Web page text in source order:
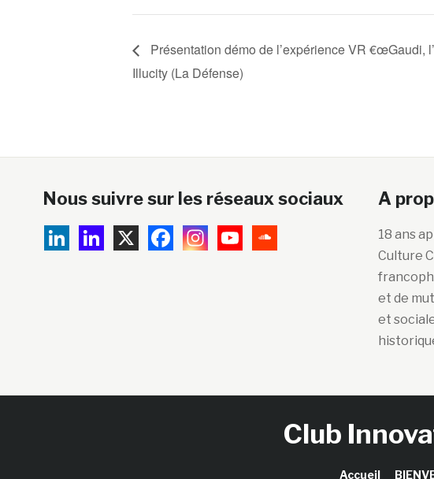
Présentation démo de l’expérience VR €œGaudi,
Illucity (La Défense)
Nous suivre sur les réseaux sociaux A
18 ans
Culture
et de
et
Club
Accueil